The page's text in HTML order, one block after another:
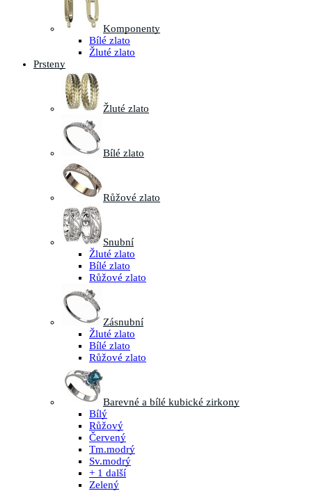
Komponenty
Bílé zlato
Žluté zlato
Prsteny
Žluté zlato
Bílé zlato
Růžové zlato
Snubní
Žluté zlato
Bílé zlato
Růžové zlato
Zásnubní
Žluté zlato
Bílé zlato
Růžové zlato
Barevné a bílé kubické zirkony
Bílý
Růžový
Červený
Tm.modrý
Sv.modrý
+ 1 další
Zelený